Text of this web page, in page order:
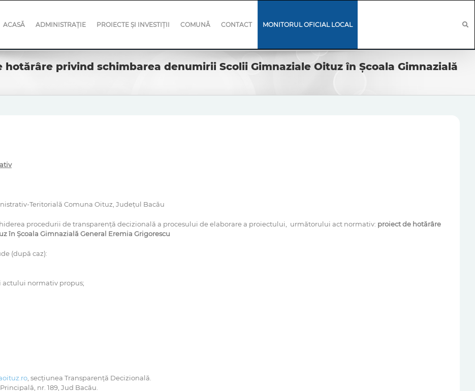
ACASĂ ADMINISTRAȚIE PROIECTE ȘI INVESTIȚII COMUNĂ CONTACT MONITORUL OFICIAL LOCAL
privind schimbarea denumirii Scolii Gimnaziale Oituz în Școala Gimnazială
Teritorială Comuna Oituz, Județul Bacău
procedurii de transparenţă decizională a procesului de elaborare a proiectului, următorului act normativ: proiect de hotărâre
în Școala Gimnazială General Eremia Grigorescu
(după caz):
actului normativ propus;
, secțiunea Transparență Decizională.
nr. 189, Jud Bacău.